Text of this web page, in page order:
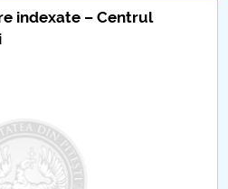
indexate – Centrul